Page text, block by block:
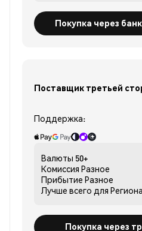
Покупка через
Поставщик третьей
Поддержка:
Валюты 50+
Комиссия Разное
Прибытие Разное
Лучше всего для
Покупка через